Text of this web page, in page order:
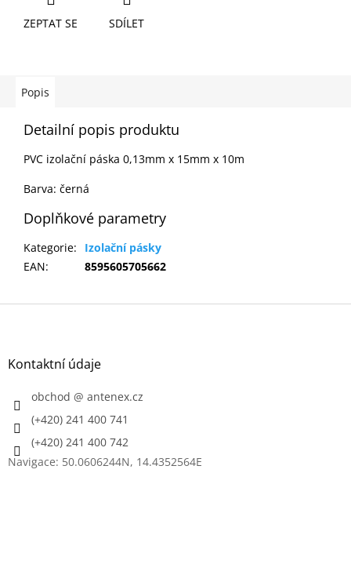
ZEPTAT SE SDÍLET
Popis
Detailní popis produktu
PVC izolační páska 0,13mm x 15mm x 10m
Barva: černá
Doplňkové parametry
Kategorie:
Izolační pásky
EAN: 8595605705662
Z
Kontaktní údaje
obchod @ antenex.cz
(+420) 241 400 741
(+420) 241 400 742
Navigace: 50.0606244N, 14.4352564E